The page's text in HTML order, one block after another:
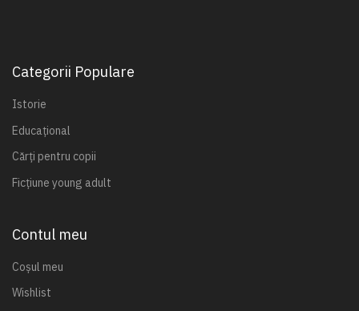
Categorii Populare
Istorie
Educațional
Cărți pentru copii
Ficțiune young adult
Contul meu
Coșul meu
Wishlist